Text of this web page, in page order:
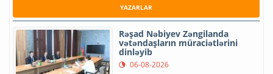
YAZARLAR
Rəşad Nəbiyev Zəngilanda
vətəndaşların müraciətlərini
dinləyib
06-08-2026